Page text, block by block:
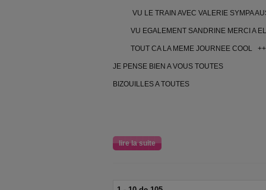
VU LE TRAIN AVEC VALERIE SYMPA
VU EGALEMENT SANDRINE MERCI A
TOUT CA LA MEME JOURNEE COOL
JE PENSE BIEN A VOUS TOUTES
BIZOUILLES A TOUTES
lire la suite